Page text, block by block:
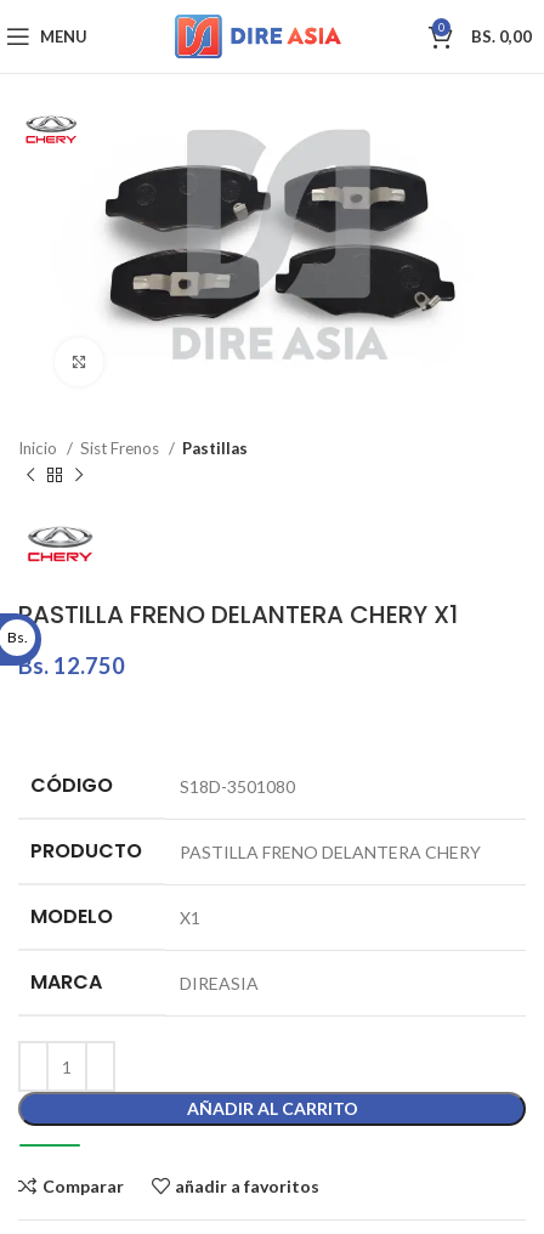
MENU 0 BS. 0,00
Click to enlarge
Inicio Sist Frenos Pastillas
PASTILLA FRENO DELANTERA CHERY X1
Bs. 12.750
CÓDIGO S18D-3501080
PRODUCTO PASTILLA FRENO DELANTERA CHERY
MODELO X1
MARCA DIREASIA
AÑADIR AL CARRITO
Comparar añadir a favoritos
Bs.